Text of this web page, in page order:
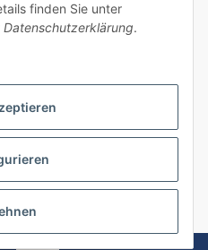
finden Sie unter
Datenschutzerklärung.
Versand